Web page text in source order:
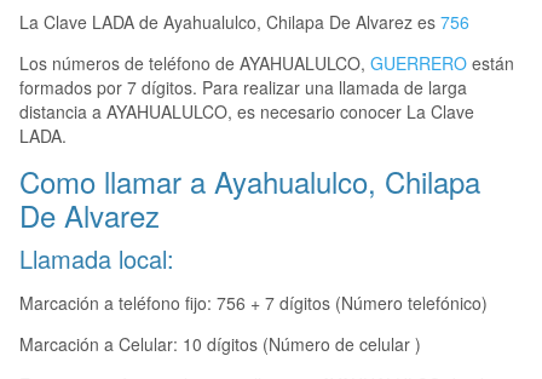
La Clave LADA de Ayahualulco, Chilapa De Alvarez es 756
Los números de teléfono de AYAHUALULCO, GUERRERO están
formados por 7 dígitos. Para realizar una llamada de larga
distancia a AYAHUALULCO, es necesario conocer La Clave
LADA.
Como llamar a Ayahualulco, Chilapa
De Alvarez
Llamada local:
Marcación a teléfono fijo: 756 + 7 dígitos (Número telefónico)
Marcación a Celular: 10 dígitos (Número de celular )